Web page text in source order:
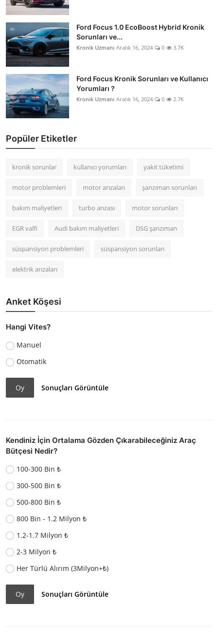
Ford Focus 1.0 EcoBoost Hybrid Kronik
Sorunları ve...
Kronik Uzmanı Aralık 16, 2024 0 3.7K
Ford Focus Kronik Sorunları ve Kullanıcı
Yorumları ?
Kronik Uzmanı Aralık 16, 2024 0 2.7K
Popüler Etiketler
kronik sorunlar kullanıcı yorumları yakıt tüketimi
motor problemleri motor arızaları şanzıman sorunları
bakım maliyetleri turbo arızası motor sorunları
EGR valfi Audi bakım maliyetleri DSG şanzıman
süspansiyon problemleri süspansiyon sorunları
elektrik arızaları
Anket Köşesi
Hangi Vites?
Manuel
Otomatik
Oy Sonuçları Görüntüle
Kendiniz İçin Ortalama Gözden Çıkarabileceğiniz Araç
Bütçesi Nedir?
100-300 Bin ₺
300-500 Bin ₺
500-800 Bin ₺
800 Bin - 1.2 Milyon ₺
1.2-1.7 Milyon ₺
2-3 Milyon ₺
Her Türlü Alırım (3Milyon+₺)
Oy Sonuçları Görüntüle